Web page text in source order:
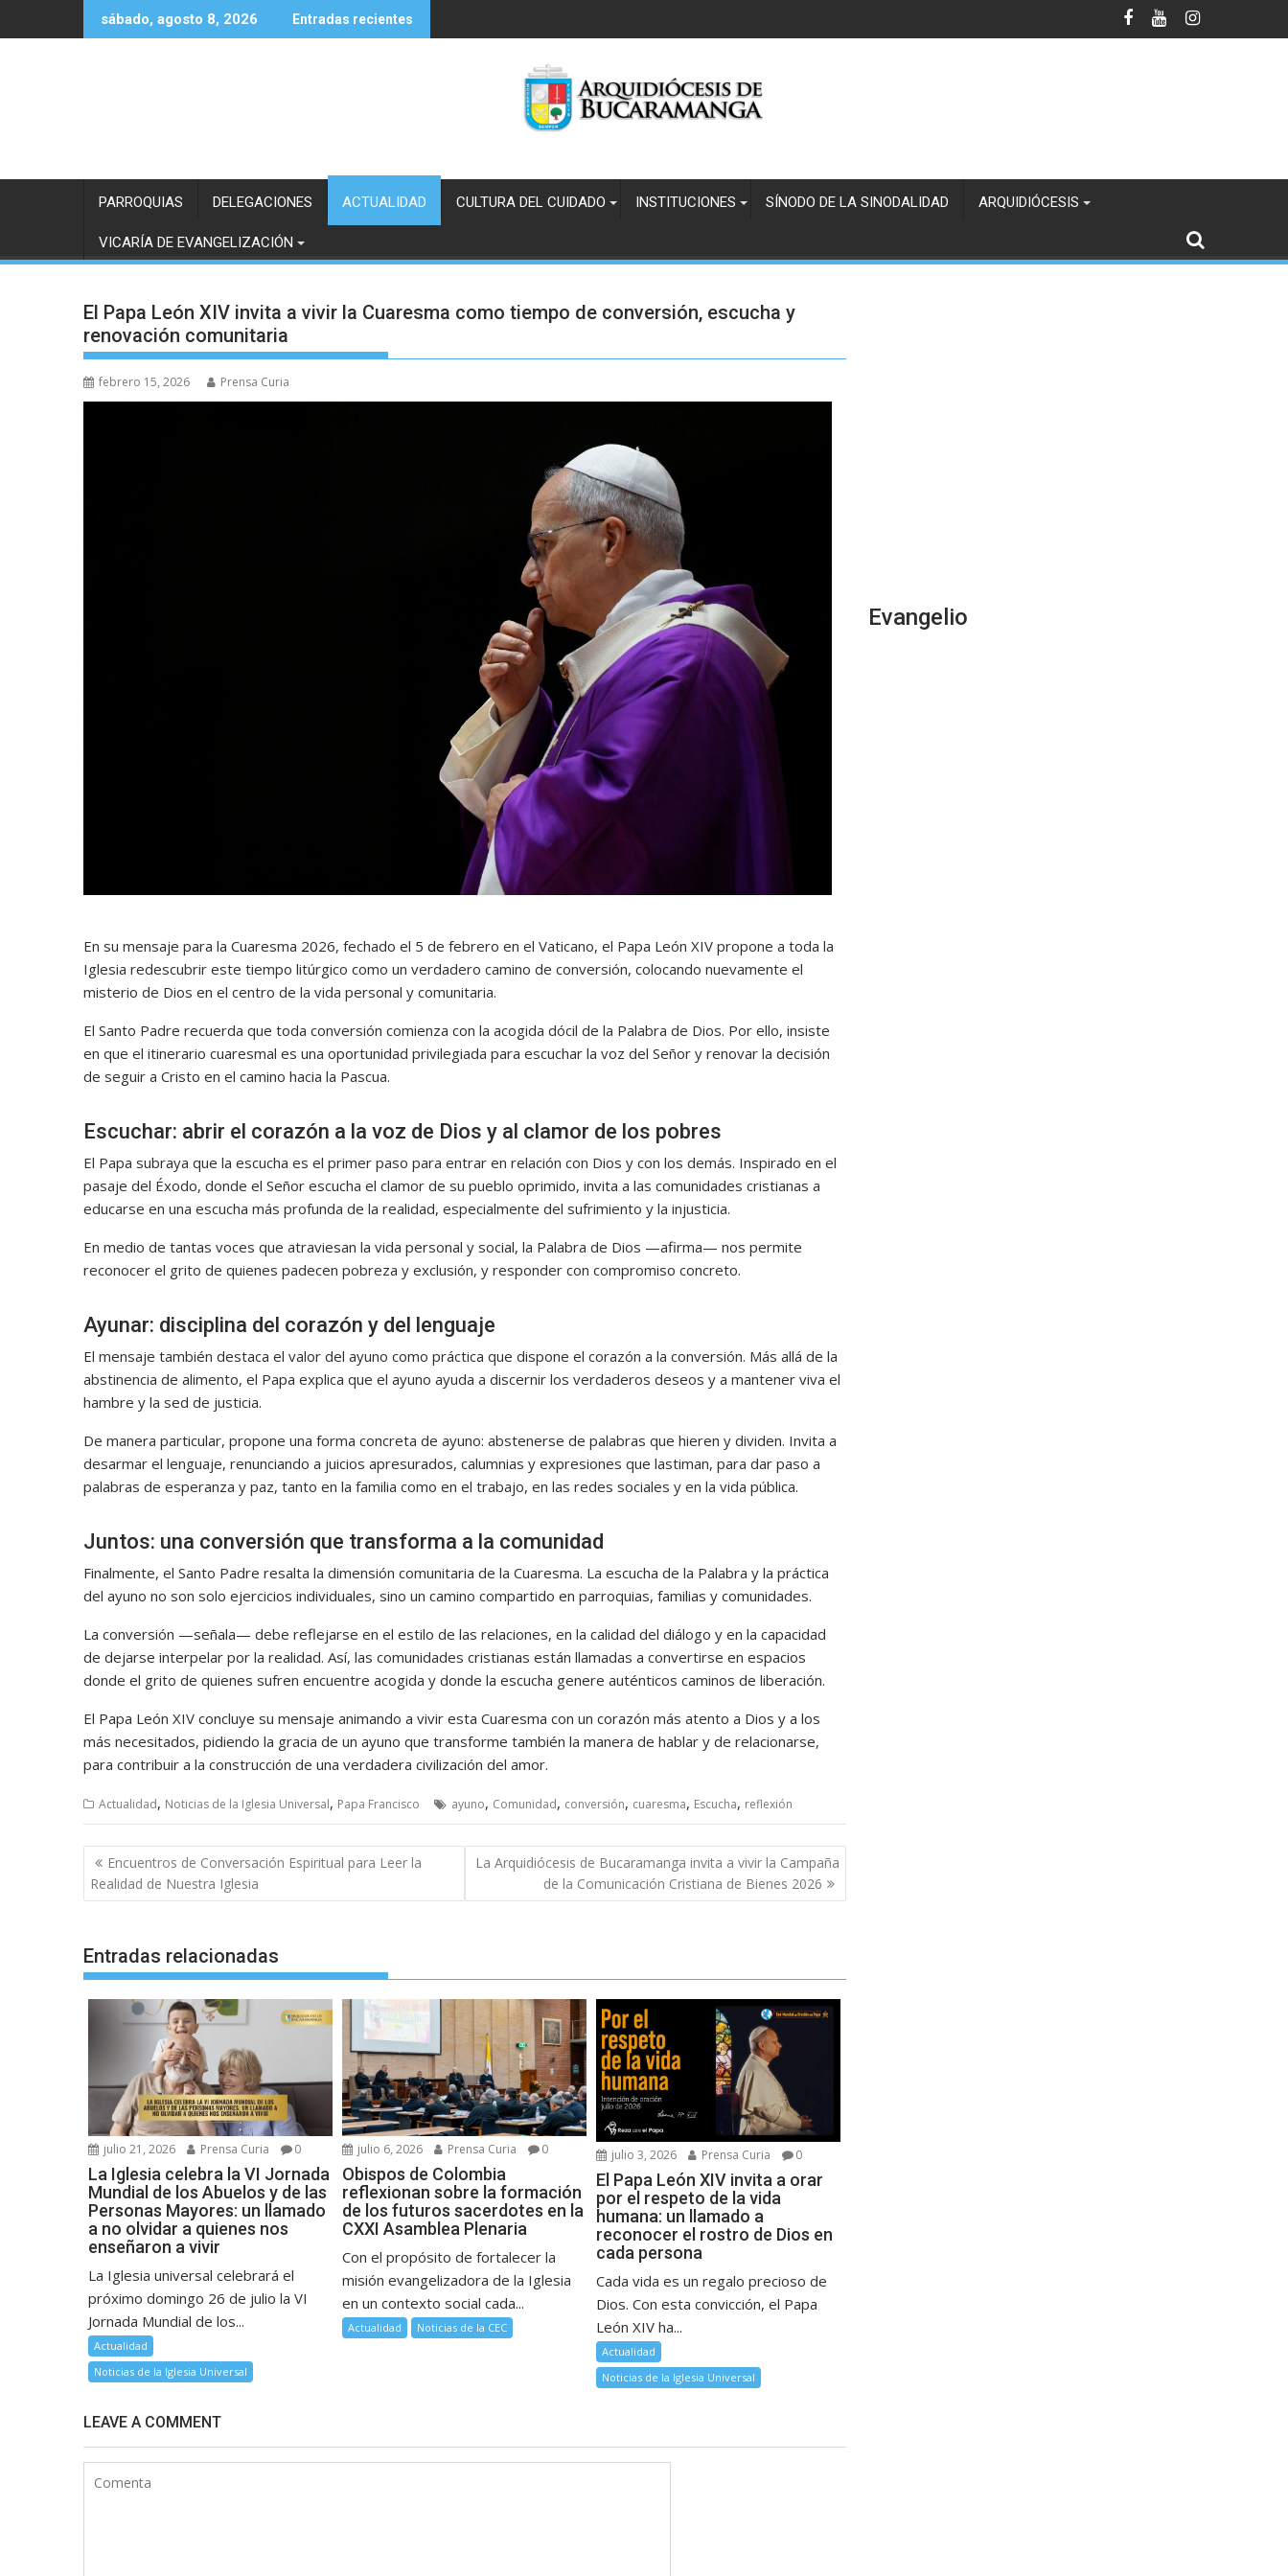
al
sábado, agosto 8, 2026 Entradas recientes
PARROQUIAS DELEGACIONES ACTUALIDAD CULTURA DEL CUIDADO INSTITUCIONES SÍNODO DE LA SINODALIDAD ARQUIDIÓCESIS
VICARÍA DE EVANGELIZACIÓN
El Papa León XIV invita a vivir la Cuaresma como tiempo de conversión, escucha y
renovación comunitaria
febrero 15, 2026 Prensa Curia
En su mensaje para la Cuaresma 2026, fechado el 5 de febrero en el Vaticano, el Papa León XIV propone a toda la
Iglesia redescubrir este tiempo litúrgico como un verdadero camino de conversión, colocando nuevamente el
misterio de Dios en el centro de la vida personal y comunitaria.
El Santo Padre recuerda que toda conversión comienza con la acogida dócil de la Palabra de Dios. Por ello, insiste
en que el itinerario cuaresmal es una oportunidad privilegiada para escuchar la voz del Señor y renovar la decisión
de seguir a Cristo en el camino hacia la Pascua.
Escuchar: abrir el corazón a la voz de Dios y al clamor de los pobres
El Papa subraya que la escucha es el primer paso para entrar en relación con Dios y con los demás. Inspirado en el
pasaje del Éxodo, donde el Señor escucha el clamor de su pueblo oprimido, invita a las comunidades cristianas a
educarse en una escucha más profunda de la realidad, especialmente del sufrimiento y la injusticia.
En medio de tantas voces que atraviesan la vida personal y social, la Palabra de Dios —afirma— nos permite
reconocer el grito de quienes padecen pobreza y exclusión, y responder con compromiso concreto.
Ayunar: disciplina del corazón y del lenguaje
El mensaje también destaca el valor del ayuno como práctica que dispone el corazón a la conversión. Más allá de la
abstinencia de alimento, el Papa explica que el ayuno ayuda a discernir los verdaderos deseos y a mantener viva el
hambre y la sed de justicia.
De manera particular, propone una forma concreta de ayuno: abstenerse de palabras que hieren y dividen. Invita a
desarmar el lenguaje, renunciando a juicios apresurados, calumnias y expresiones que lastiman, para dar paso a
palabras de esperanza y paz, tanto en la familia como en el trabajo, en las redes sociales y en la vida pública.
Juntos: una conversión que transforma a la comunidad
Finalmente, el Santo Padre resalta la dimensión comunitaria de la Cuaresma. La escucha de la Palabra y la práctica
del ayuno no son solo ejercicios individuales, sino un camino compartido en parroquias, familias y comunidades.
La conversión —señala— debe reflejarse en el estilo de las relaciones, en la calidad del diálogo y en la capacidad
de dejarse interpelar por la realidad. Así, las comunidades cristianas están llamadas a convertirse en espacios
donde el grito de quienes sufren encuentre acogida y donde la escucha genere auténticos caminos de liberación.
El Papa León XIV concluye su mensaje animando a vivir esta Cuaresma con un corazón más atento a Dios y a los
más necesitados, pidiendo la gracia de un ayuno que transforme también la manera de hablar y de relacionarse,
para contribuir a la construcción de una verdadera civilización del amor.
Actualidad, Noticias de la Iglesia Universal, Papa Francisco ayuno, Comunidad, conversión, cuaresma, Escucha, reflexión
Navegación
de
entradas
Encuentros de Conversación Espiritual para Leer la
Realidad de Nuestra Iglesia
La Arquidiócesis de Bucaramanga invita a vivir la Campaña
de la Comunicación Cristiana de Bienes 2026
Entradas relacionadas
julio 21, 2026 Prensa Curia 0
La Iglesia celebra la VI Jornada
Mundial de los Abuelos y de las
Personas Mayores: un llamado
a no olvidar a quienes nos
enseñaron a vivir
La Iglesia universal celebrará el
próximo domingo 26 de julio la VI
Jornada Mundial de los...
Actualidad
Noticias de la Iglesia Universal
julio 6, 2026 Prensa Curia 0
Obispos de Colombia
reflexionan sobre la formación
de los futuros sacerdotes en la
CXXI Asamblea Plenaria
Con el propósito de fortalecer la
misión evangelizadora de la Iglesia
en un contexto social cada...
Actualidad Noticias de la CEC
julio 3, 2026 Prensa Curia 0
El Papa León XIV invita a orar
por el respeto de la vida
humana: un llamado a
reconocer el rostro de Dios en
cada persona
Cada vida es un regalo precioso de
Dios. Con esta convicción, el Papa
León XIV ha...
Actualidad
Noticias de la Iglesia Universal
LEAVE A COMMENT
Evangelio